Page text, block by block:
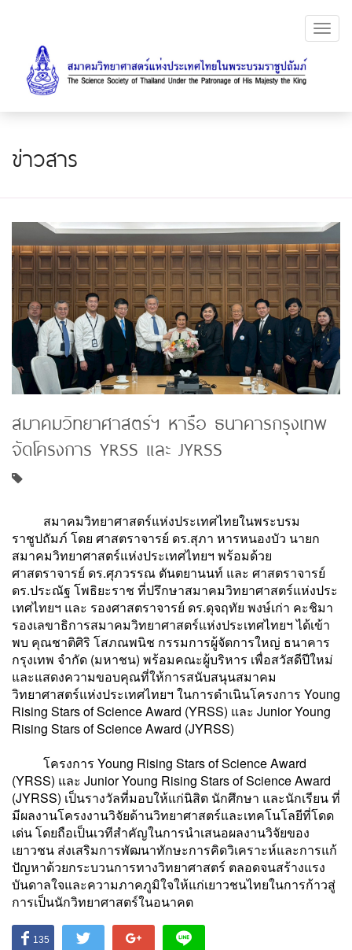
ข่าวสาร
สมาคมวิทยาศาสตร์ฯ หารือ ธนาคารกรุงเทพ
จัดโครงการ YRSS และ JYRSS
สมาคมวิทยาศาสตร์แห่งประเทศไทยในพระบรม
ราชูปถัมภ์ โดย ศาสตราจารย์ ดร.สุภา หารหนองบัว นายก
สมาคมวิทยาศาสตร์แห่งประเทศไทยฯ พร้อมด้วย
ศาสตราจารย์ ดร.ศุภวรรณ ตันตยานนท์ และ ศาสตราจารย์
ดร.ประณัฐ โพธิยะราช ที่ปรึกษาสมาคมวิทยาศาสตร์แห่งประ
เทศไทยฯ และ รองศาสตราจารย์ ดร.ดุจฤทัย พงษ์เก่า คะชิมา
รองเลขาธิการสมาคมวิทยาศาสตร์แห่งประเทศไทยฯ ได้เข้า
พบ คุณชาติศิริ โสภณพนิช กรรมการผู้จัดการใหญ่ ธนาคาร
กรุงเทพ จำกัด (มหาชน) พร้อมคณะผู้บริหาร เพื่อสวัสดีปีใหม่
และแสดงความขอบคุณที่ให้การสนับสนุนสมาคม
วิทยาศาสตร์แห่งประเทศไทยฯ ในการดำเนินโครงการ Young
Rising Stars of Science Award (YRSS) และ Junior Young
Rising Stars of Science Award (JYRSS)
โครงการ Young Rising Stars of Science Award
(YRSS) และ Junior Young Rising Stars of Science Award
(JYRSS) เป็นรางวัลที่มอบให้แก่นิสิต นักศึกษา และนักเรียน ที่
มีผลงานโครงงานวิจัยด้านวิทยาศาสตร์และเทคโนโลยีที่โดด
เด่น โดยถือเป็นเวทีสำคัญในการนำเสนอผลงานวิจัยของ
เยาวชน ส่งเสริมการพัฒนาทักษะการคิดวิเคราะห์และการแก้
ปัญหาด้วยกระบวนการทางวิทยาศาสตร์ ตลอดจนสร้างแรง
บันดาลใจและความภาคภูมิใจให้แก่เยาวชนไทยในการก้าวสู่
การเป็นนักวิทยาศาสตร์ในอนาคต
135